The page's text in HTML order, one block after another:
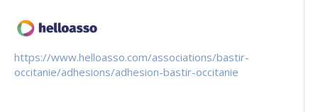
https://www.helloasso.com/associations/bastir-
occitanie/adhesions/adhesion-bastir-occitanie